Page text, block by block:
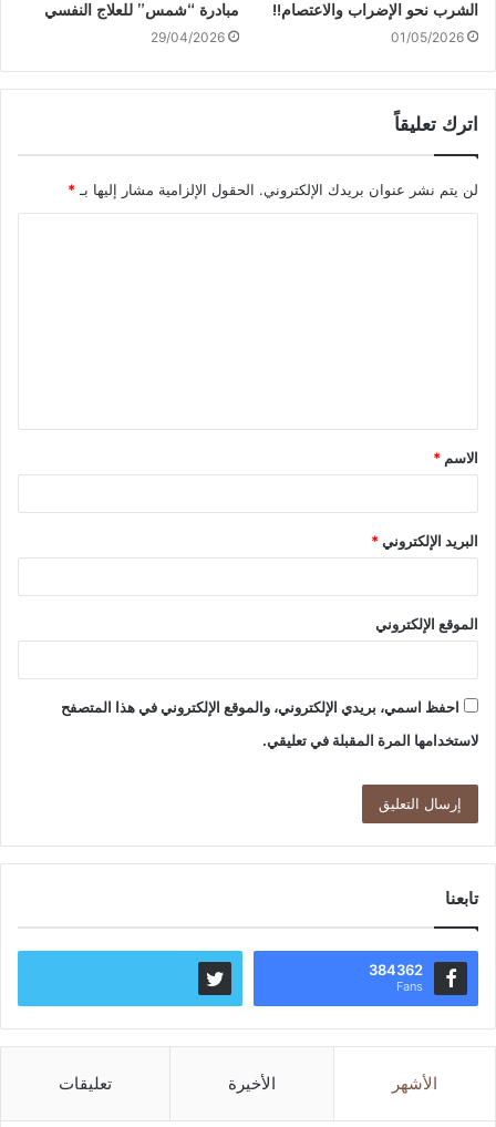
الشرب نحو الإضراب والاعتصام!!
01/05/2026
مبادرة “شمس” للعلاج النفسي
29/04/2026
اترك تعليقاً
لن يتم نشر عنوان بريدك الإلكتروني. الحقول الإلزامية مشار إليها بـ *
ق
*
الاسم *
البريد الإلكتروني*
الموقع الإلكتروني
احفظ اسمي، بريدي الإلكتروني، والموقع الإلكتروني في هذا المتصفح
لاستخدامها المرة المقبلة في تعليقي.
تابعنا
384362
Fans
الأشهر الأخيرة تعليقات